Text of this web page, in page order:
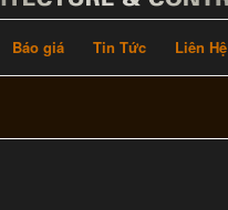
Báo giá Tin Tức Liên Hệ